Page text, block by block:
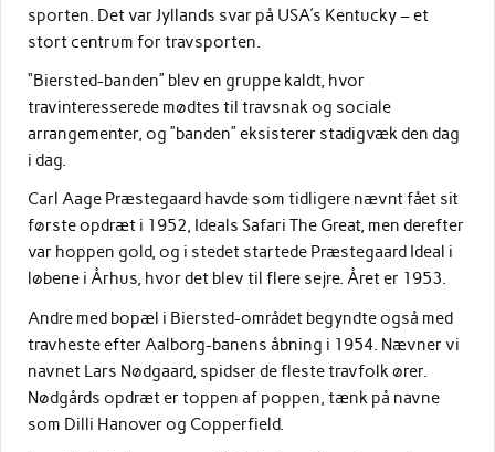
sporten. Det var Jyllands svar på USA’s Kentucky – et
stort centrum for travsporten.
“Biersted-banden” blev en gruppe kaldt, hvor
travinteresserede mødtes til travsnak og sociale
arrangementer, og ”banden” eksisterer stadigvæk den dag
i dag.
Carl Aage Præstegaard havde som tidligere nævnt fået sit
første opdræt i 1952, Ideals Safari The Great, men derefter
var hoppen gold, og i stedet startede Præstegaard Ideal i
løbene i Århus, hvor det blev til flere sejre. Året er 1953.
Andre med bopæl i Biersted-området begyndte også med
travheste efter Aalborg-banens åbning i 1954. Nævner vi
navnet Lars Nødgaard, spidser de fleste travfolk ører.
Nødgårds opdræt er toppen af poppen, tænk på navne
som Dilli Hanover og Copperfield.